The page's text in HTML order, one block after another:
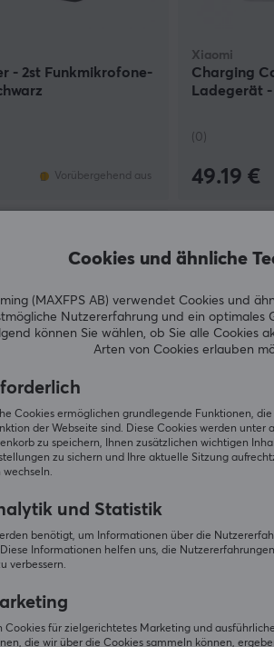
- 2st Funkmikrofone-
Vorübergehend aus
Xiaomi
Charging
Ladegerät
(0)
49.19 €
Powerbank,
- Schwarz
Cookies und ähnliche
(MAXFPS AB) verwendet Cookies und
Nutzererfahrung und ein optimales
können Sie wählen, ob Sie alle Cookies
Arten von Cookies erlauben
Cookies ermöglichen grundlegende Funktionen,
der Webseite sind. Diese Cookies werden unter
zu speichern, Ihnen zusätzlichen wichtigen
zu sichern und Ihre aktuelle Sitzung
wechseln.
und Statistik
benötigt, um Informationen über die
Informationen helfen uns, die
verbessern.
Cookies für zielgerichtetes Marketing und
die wir über die Cookies sammeln können,